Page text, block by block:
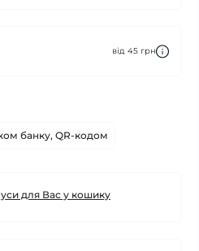
від 45 грн
банку, QR-кодом
для Вас у кошику